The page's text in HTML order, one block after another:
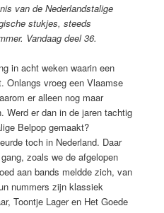
van de Nederlandstalige
stukjes, steeds
Vandaag deel 36.
in acht weken waarin een
Onlangs vroeg een Vlaamse
er alleen nog maar
Werd er dan in de jaren tachtig
Belpop gemaakt?
toch in Nederland. Daar
zoals we de afgelopen
aan bands meldde zich, van
nummers zijn klassiek
Toontje Lager en Het Goede